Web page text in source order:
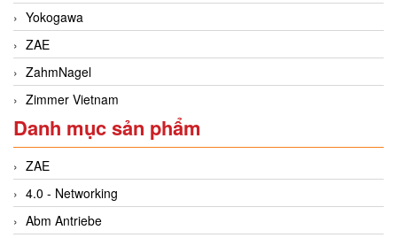
Yokogawa
ZAE
ZahmNagel
Zimmer Vietnam
Danh mục sản phẩm
ZAE
4.0 - Networking
Abm Antriebe